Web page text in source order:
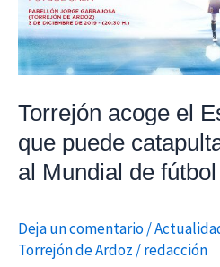
Torrejón acoge el
que puede
al Mundial de
Deja un comentario/
Torrejón de Ardoz /redacción
que
puede
catapultar
selección
al
fútbol